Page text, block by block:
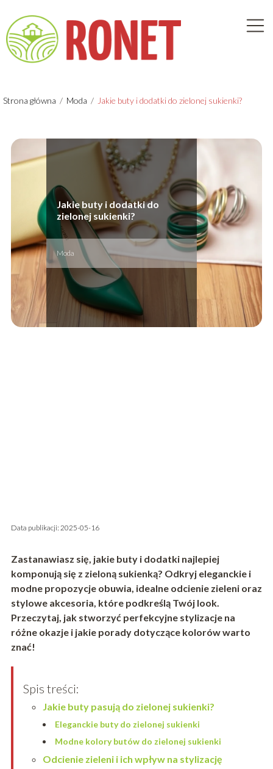
Strona główna / Moda / Jakie buty i dodatki do zielonej sukienki?
Jakie buty i dodatki do
zielonej sukienki?
Moda
Data publikacji: 2025-05-16
Zastanawiasz się, jakie buty i dodatki najlepiej
komponują się z zieloną sukienką? Odkryj eleganckie i
modne propozycje obuwia, idealne odcienie zieleni oraz
stylowe akcesoria, które podkreślą Twój look.
Przeczytaj, jak stworzyć perfekcyjne stylizacje na
różne okazje i jakie porady dotyczące kolorów warto
znać!
Spis treści:
Jakie buty pasują do zielonej sukienki?
Eleganckie buty do zielonej sukienki
Modne kolory butów do zielonej sukienki
Odcienie zieleni i ich wpływ na stylizację